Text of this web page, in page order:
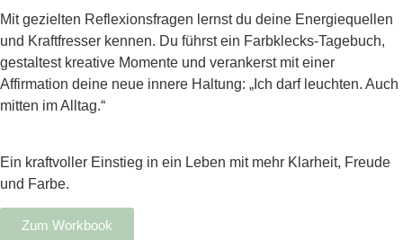
Mit gezielten Reflexionsfragen lernst du deine Energiequellen
und Kraftfresser kennen. Du führst ein Farbklecks-Tagebuch,
gestaltest kreative Momente und verankerst mit einer
Affirmation deine neue innere Haltung: „Ich darf leuchten. Auch
mitten im Alltag.“
Ein kraftvoller Einstieg in ein Leben mit mehr Klarheit, Freude
und Farbe.
Zum Workbook